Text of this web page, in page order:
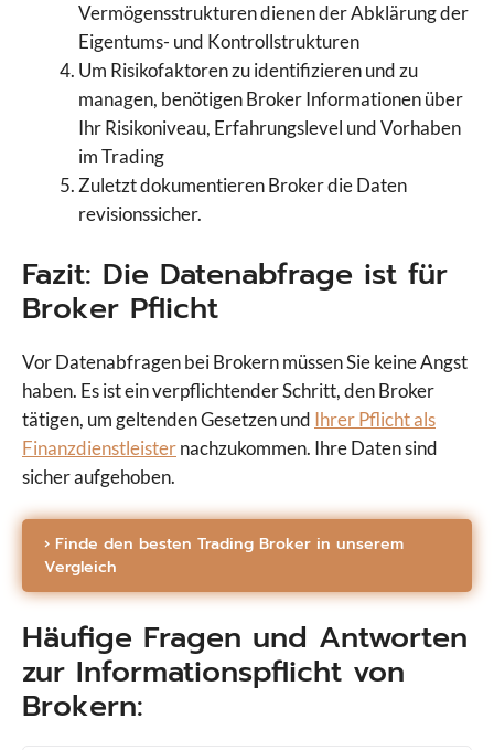
Vermögensstrukturen dienen der Abklärung der
Eigentums- und Kontrollstrukturen
Um Risikofaktoren zu identifizieren und zu
managen, benötigen Broker Informationen über
Ihr Risikoniveau, Erfahrungslevel und Vorhaben
im Trading
Zuletzt dokumentieren Broker die Daten
revisionssicher.
Fazit: Die Datenabfrage ist für
Broker Pflicht
Vor Datenabfragen bei Brokern müssen Sie keine Angst
haben. Es ist ein verpflichtender Schritt, den Broker
tätigen, um geltenden Gesetzen und Ihrer Pflicht als
Finanzdienstleisternachzukommen. Ihre Daten sind
sicher aufgehoben.
› Finde den besten Trading Broker in unserem
Vergleich
Häufige Fragen und Antworten
zur Informationspflicht von
Brokern: